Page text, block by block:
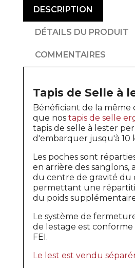
DESCRIPTION
DÉTAILS DU PRODUIT
COMMENTAIRES
Tapis de Selle à
Bénéficiant de la même
que nos tapis de selle
tapis de selle à lester
d'embarquer jusqu'à 10
Les poches sont
en arrière des sanglons,
du centre de gravité du
permettant une
du poids
Le système de
de lestage est
FEI.
Le lest est vendu